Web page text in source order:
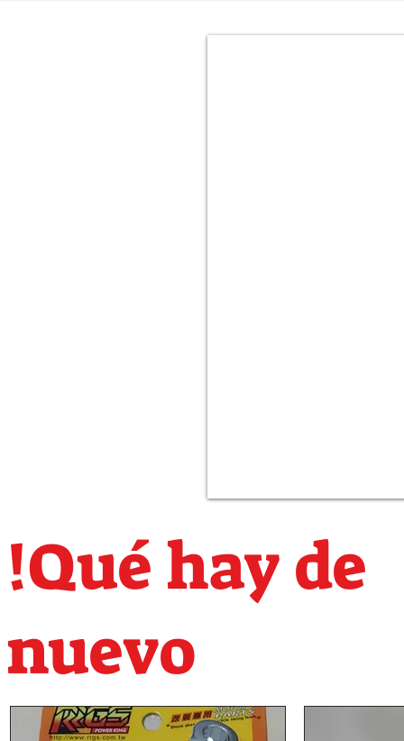
!Qué hay de
nuevo